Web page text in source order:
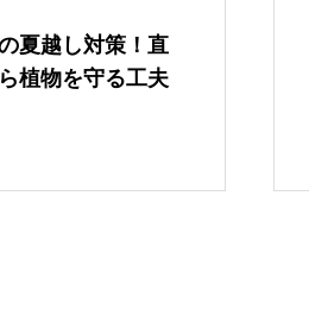
夏越し対策！直
植物を守る工夫